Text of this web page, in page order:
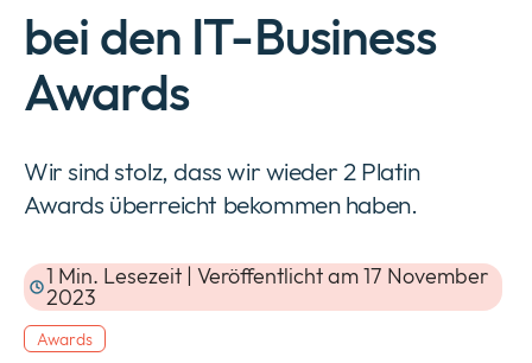
bei den IT-Business
Awards
Wir sind stolz, dass wir wieder 2 Platin
Awards überreicht bekommen haben.
1 Min. Lesezeit | Veröffentlicht am 17 November
2023
Awards